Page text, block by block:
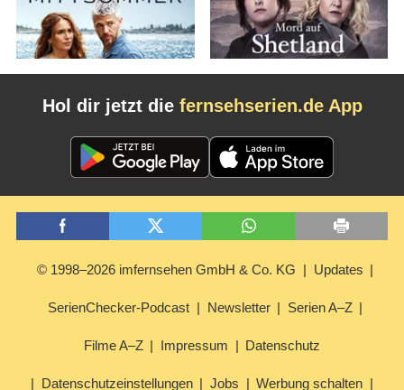
Hol dir jetzt die fernsehserien.de App
© 1998–2026 imfernsehen GmbH & Co. KG Updates
SerienChecker-Podcast Newsletter Serien A–Z
Filme A–Z Impressum Datenschutz
Datenschutzeinstellungen Jobs Werbung schalten